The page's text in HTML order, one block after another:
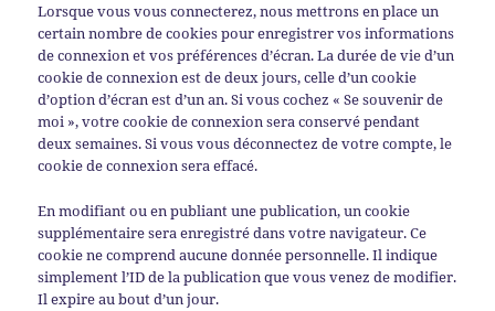
Lorsque vous vous connecterez, nous mettrons en place un
certain nombre de cookies pour enregistrer vos informations
de connexion et vos préférences d’écran. La durée de vie d’un
cookie de connexion est de deux jours, celle d’un cookie
d’option d’écran est d’un an. Si vous cochez « Se souvenir de
moi », votre cookie de connexion sera conservé pendant
deux semaines. Si vous vous déconnectez de votre compte, le
cookie de connexion sera effacé.
En modifiant ou en publiant une publication, un cookie
supplémentaire sera enregistré dans votre navigateur. Ce
cookie ne comprend aucune donnée personnelle. Il indique
simplement l’ID de la publication que vous venez de modifier.
Il expire au bout d’un jour.